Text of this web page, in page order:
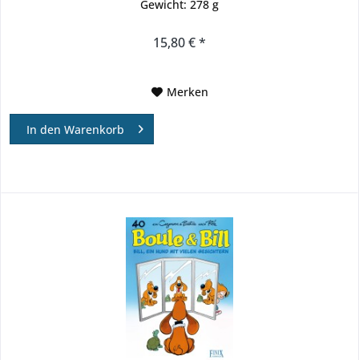
Gewicht: 278 g
15,80 € *
Merken
In den Warenkorb